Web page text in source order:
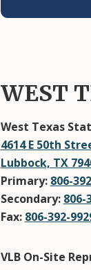
WEST
West Texas
4614 E 50th
Lubbock, TX
Primary: 806-
Secondary: 806-
Fax: 806-392-
VLB On-Site